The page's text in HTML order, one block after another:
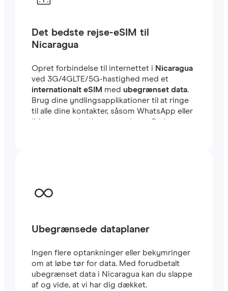
Det bedste rejse-eSIM til
Nicaragua
Opret forbindelse til internettet i Nicaragua
ved 3G/4GLTE/5G-hastighed med et
internationalt eSIM med ubegrænset data.
Brug dine yndlingsapplikationer til at ringe
til alle dine kontakter, såsom WhatsApp eller
iMessage, uden begrænsninger. Du kan
Scan den med din mobil, og i løbet af få
Ubegrænsede dataplaner
Ingen flere optankninger eller bekymringer
om at løbe tør for data. Med forudbetalt
ubegrænset data i Nicaragua kan du slappe
af og vide, at vi har dig dækket.